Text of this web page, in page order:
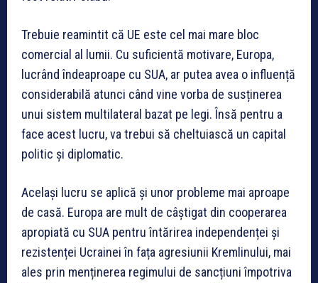
Trebuie reamintit că UE este cel mai mare bloc
comercial al lumii. Cu suficientă motivare, Europa,
lucrând îndeaproape cu SUA, ar putea avea o influență
considerabilă atunci când vine vorba de susținerea
unui sistem multilateral bazat pe legi. Însă pentru a
face acest lucru, va trebui să cheltuiască un capital
politic și diplomatic.
Același lucru se aplică și unor probleme mai aproape
de casă. Europa are mult de câștigat din cooperarea
apropiată cu SUA pentru întărirea independenței și
rezistenței Ucrainei în fața agresiunii Kremlinului, mai
ales prin menținerea regimului de sancțiuni împotriva